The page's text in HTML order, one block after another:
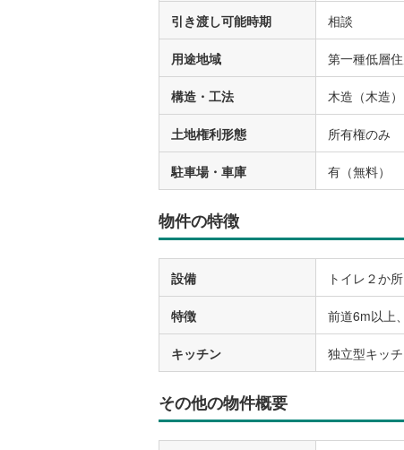
引き渡し可能時期 相談
用途地域 第一種低層
構造・工法 木造（木造）
土地権利形態 所有権のみ
駐車場・車庫 有（無料）
物件の特徴
設備 トイレ２か
特徴 前道6m以上
キッチン 独立型キッ
その他の物件概要